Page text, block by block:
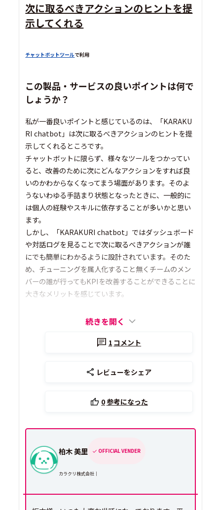
次に取るべきアクションのヒントを提
示してくれる
チャットボットツールで利用
この製品・サービスの良いポイントは何で
しょうか？
私が一番良いポイントと感じているのは、「KARAKU
RI chatbot」は次に取るべきアクションのヒントを提
示してくれるところです。
チャットボットに限らず、様々なツールをつかってい
ると、改善のために次にどんなアクションをすれば良
いのかわからなくなってまう場面があります。そのよ
うないわゆる手詰まり状態となったときに、一般的に
は個人の経験やスキルに依存することが多いかと思い
ます。
しかし、「KARAKURI chatbot」ではダッシュボード
や対話ログを見ることで次に取るべきアクションが誰
にでも簡単にわかるように設計されています。そのた
め、チューニングを属人化すること無くチームのメン
バーの誰が行ってもKPIを改善することができることに
大きなメリットを感じています。
続きを開く
1 コメント
レビューをシェア
0参考になった
柏木 美里 OFFICIAL VENDER
カラクリ株式会社｜